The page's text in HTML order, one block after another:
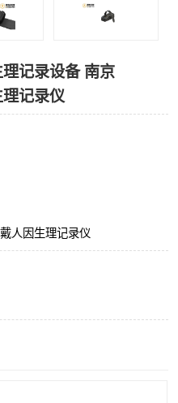
记录设备 南京
记录仪
人因生理记录仪